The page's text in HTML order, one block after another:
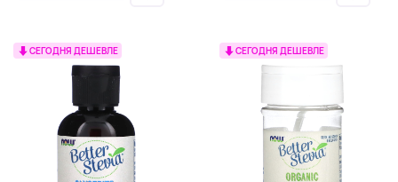
СЕГОДНЯ ДЕШЕВЛЕ СЕГОДНЯ ДЕШЕВЛЕ